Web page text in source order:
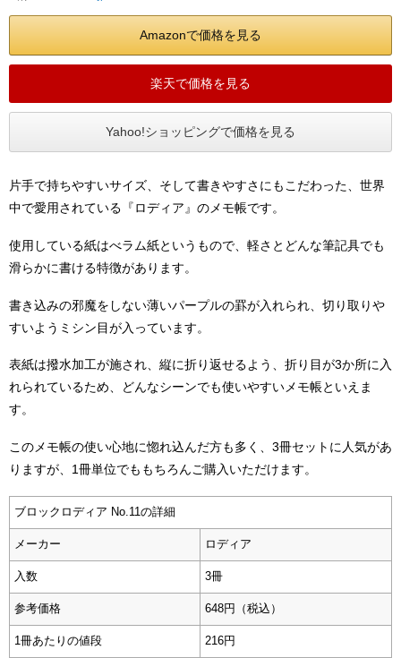
Amazonで価格を見る
楽天で価格を見る
Yahoo!ショッピングで価格を見る
片手で持ちやすいサイズ、そして書きやすさにもこだわった、世界
中で愛用されている『ロディア』のメモ帳です。
使用している紙はべラム紙というもので、軽さとどんな筆記具でも
滑らかに書ける特徴があります。
書き込みの邪魔をしない薄いパープルの罫が入れられ、切り取りや
すいようミシン目が入っています。
表紙は撥水加工が施され、縦に折り返せるよう、折り目が3か所に入
れられているため、どんなシーンでも使いやすいメモ帳といえま
す。
このメモ帳の使い心地に惚れ込んだ方も多く、3冊セットに人気があ
りますが、1冊単位でももちろんご購入いただけます。
ブロックロディア No.11の詳細
メーカー ロディア
入数 3冊
参考価格 648円（税込）
1冊あたりの値段 216円